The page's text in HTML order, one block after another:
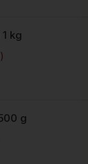
kg
g